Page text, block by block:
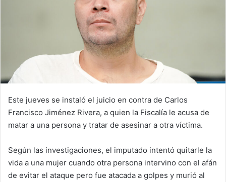
Este jueves se instaló el juicio en contra de Carlos
Francisco Jiménez Rivera, a quien la Fiscalía le acusa de
matar a una persona y tratar de asesinar a otra víctima.
Según las investigaciones, el imputado intentó quitarle la
vida a una mujer cuando otra persona intervino con el afán
de evitar el ataque pero fue atacada a golpes y murió al